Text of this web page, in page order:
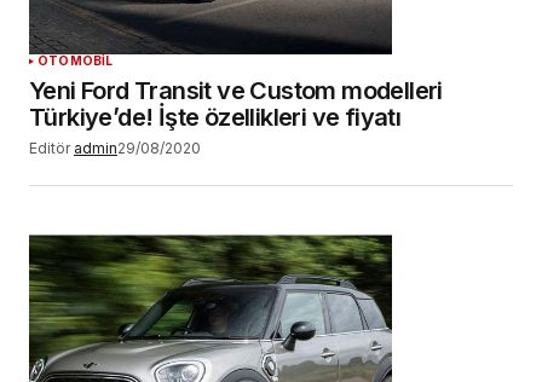
OTOMOBİL
Yeni Ford Transit ve Custom modelleri
Türkiye’de! İşte özellikleri ve fiyatı
Editör admin29/08/2020